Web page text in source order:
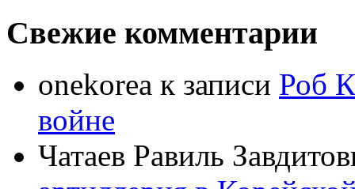
Свежие комментарии
onekorea к записи Роб
войне
Чатаев Равиль